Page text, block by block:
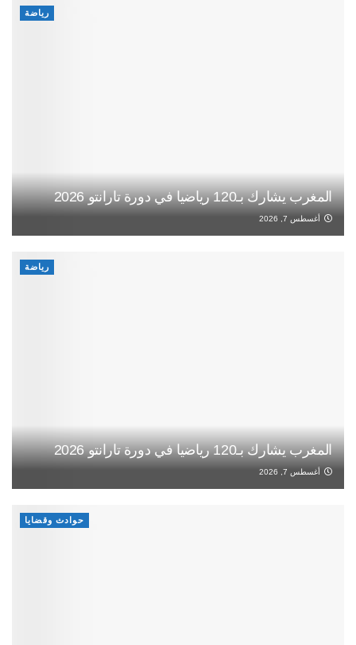
رياضة
المغرب يشارك بـ120 رياضيا في دورة تارانتو 2026
أغسطس 7, 2026
رياضة
المغرب يشارك بـ120 رياضيا في دورة تارانتو 2026
أغسطس 7, 2026
حوادث وقضايا